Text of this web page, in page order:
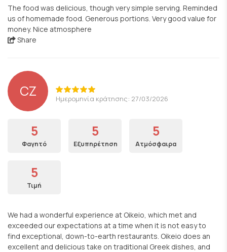
The food was delicious, though very simple serving. Reminded
us of homemade food. Generous portions. Very good value for
money. Nice atmosphere
Share
CZ Ημερομηνία κράτησης: 27/03/2026
5
Φαγητό
5
Εξυπηρέτηση
5
Ατμόσφαιρα
5
Τιμή
We had a wonderful experience at Oikeio, which met and
exceeded our expectations at a time when it is not easy to
find exceptional, down-to-earth restaurants. Oikeio does an
excellent and delicious take on traditional Greek dishes, and